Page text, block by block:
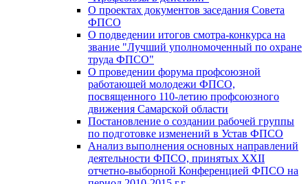
О проектах документов заседания Совета
ФПСО
О подведении итогов смотра-конкурса на
звание "Лучший уполномоченный по охране
труда ФПСО"
О проведении форума профсоюзной
работающей молодежи ФПСО,
посвященного 110-летию профсоюзного
движения Самарской области
Постановление о создании рабочей группы
по подготовке изменений в Устав ФПСО
Анализ выполнения основных направлений
деятельности ФПСО, принятых XXII
отчетно-выборной Конференцией ФПСО на